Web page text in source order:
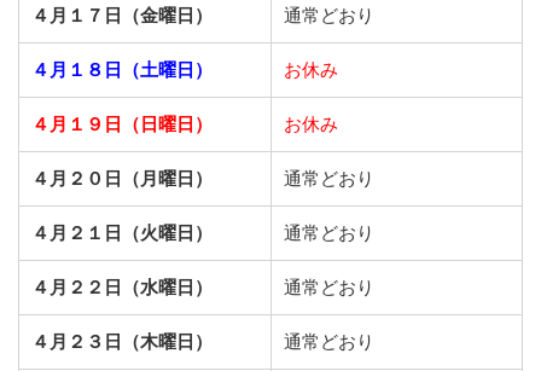
４月１７日（金曜日） 通常どおり
４月１８日（土曜日） お休み
４月１９日（日曜日） お休み
４月２０日（月曜日） 通常どおり
４月２１日（火曜日） 通常どおり
４月２２日（水曜日） 通常どおり
４月２３日（木曜日） 通常どおり